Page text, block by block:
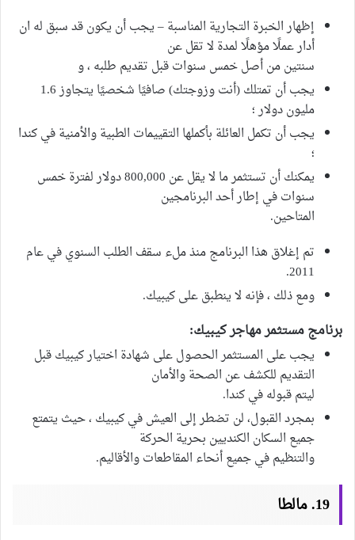
إظهار الخبرة التجارية المناسبة – يجب أن يكون قد سبق له ان
أدار عملًا مؤهلًا لمدة لا تقل عن
سنتين من أصل خمس سنوات قبل تقديم طلبه ، و
يجب أن تمتلك (أنت وزوجتك) صافيًا شخصيًا يتجاوز 1.6
مليون دولار ؛
يجب أن تكمل العائلة بأكملها التقييمات الطبية والأمنية في كندا
؛
يمكنك أن تستثمر ما لا يقل عن 800,000 دولار لفترة خمس
سنوات في إطار أحد البرنامجين
المتاحين.
تم إغلاق هذا البرنامج منذ ملء سقف الطلب السنوي في عام
2011.
ومع ذلك ، فإنه لا ينطبق على كيبيك.
برنامج مستثمر مهاجر كيبيك:
يجب على المستثمر الحصول على شهادة اختيار كيبيك قبل
التقديم للكشف عن الصحة والأمان
ليتم قبوله في كندا.
بمجرد القبول، لن تضطر إلى العيش في كيبيك ، حيث يتمتع
جميع السكان الكنديين بحرية الحركة
والتنظيم في جميع أنحاء المقاطعات والأقاليم.
19. مالطا